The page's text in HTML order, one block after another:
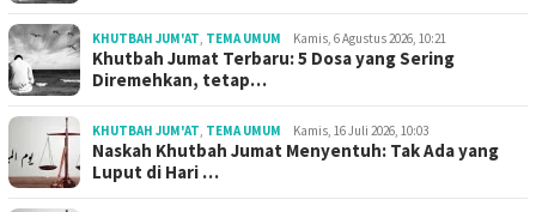
KHUTBAH JUM'AT TEMA UMUM Kamis, 6 Agustus 2026, 10:21
Khutbah Jumat Terbaru: 5 Dosa yang Sering
Diremehkan, tetap…
KHUTBAH JUM'AT TEMA UMUM Kamis, 16 Juli 2026, 10:03
Naskah Khutbah Jumat Menyentuh: Tak Ada yang
Luput di Hari …